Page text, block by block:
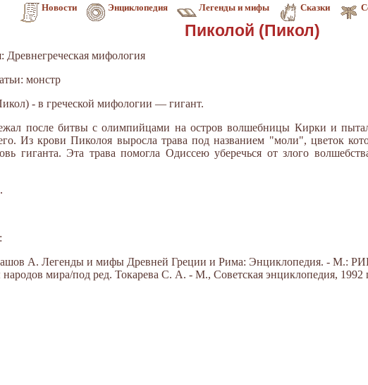
Новости Энциклопедия Легенды и мифы Сказки
Пиколой (Пикол)
мифология
монстр
- в греческой мифологии — гигант.
после битвы с олимпийцами на остров волшебницы Кирки и
Из крови Пиколоя вырос­ла трава под названием "моли", цветок
гиганта. Эта трава помогла Одиссею уберечь­ся от злого
А. Легенды и мифы Древней Греции и Рима: Энциклопедия. - М.:
мира/под ред. Токарева С. А. - М., Советская энциклопедия, 1992